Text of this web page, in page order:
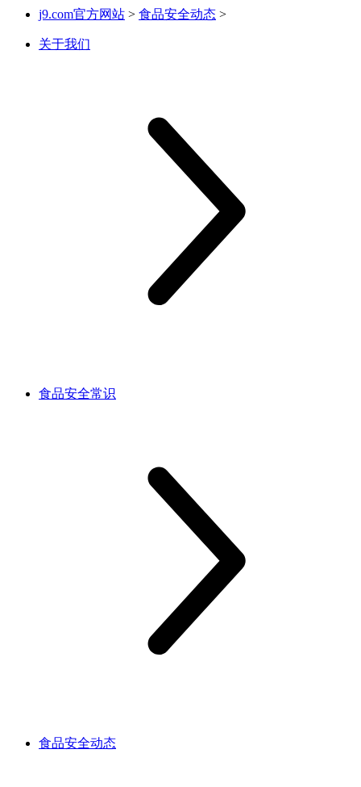
j9.com官方网站 > 食品安全动态 >
关于我们
食品安全常识
食品安全动态